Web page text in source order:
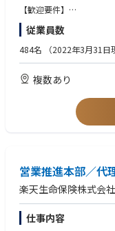
【部署・サービスについ
する損害サービス部門
とがミッションです。
損害サービス本部には、
その中でも今回は、主
います。
【業務内容】
自動車保険の人身・物損
関する担当者業務をお任
【歓迎要件】
・5年以上の損害サービ
※入社後は2年以内に
従業員数
484名 （2022年3月31日
複数あり
営業推進本部／代
楽天生命保険株式会社
仕事内容